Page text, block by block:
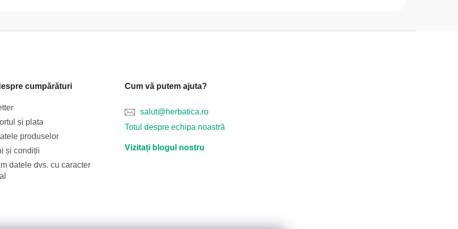
cumpărături
și plata
produselor
și condiții
datele dvs. cu caracter
Cum vă putem ajuta?
salut@herbatica.ro
Totul despre echipa noastră
Vizitați blogul nostru